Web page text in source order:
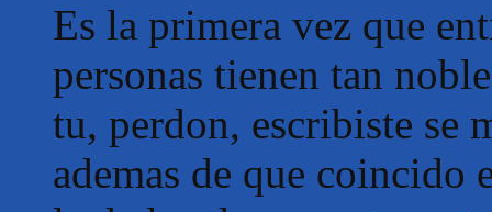
Es la primera vez que
personas tienen tan
tu, perdon, escribiste se
ademas de que coincido